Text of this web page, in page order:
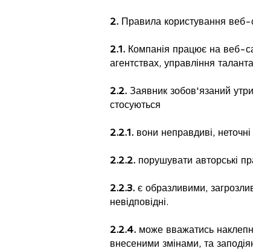
2. Правила користування веб-
2.1. Компанія працює на веб-
агентствах, управління
2.2. Заявник зобов'язаний
стосуються
2.2.1. вони неправдиві,
2.2.2. порушувати авторські
2.2.3. є образливими,
невідповідні.
2.2.4. може вважатись
внесеними змінами, та